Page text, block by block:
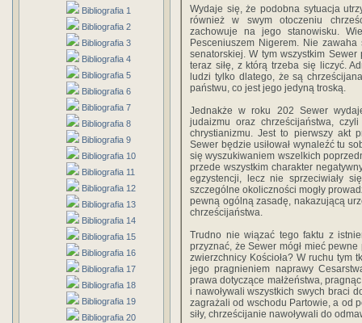
Bibliografia 1
Bibliografia 2
Bibliografia 3
Bibliografia 4
Bibliografia 5
Bibliografia 6
Bibliografia 7
Bibliografia 8
Bibliografia 9
Bibliografia 10
Bibliografia 11
Bibliografia 12
Bibliografia 13
Bibliografia 14
Bibliografia 15
Bibliografia 16
Bibliografia 17
Bibliografia 18
Bibliografia 19
Bibliografia 20
Wydaje się, że podobna sytuacja
również w swym otoczeniu
zachowuje na jego stanowisku.
Pesceniuszem Nigerem. Nie
senatorskiej. W tym wszystkim
teraz siłę, z którą trzeba się liczyć.
ludzi tylko dlatego, że są
państwu, co jest jego jedyną troską.
Jednakże w roku 202 Sewer
judaizmu oraz chrześcijaństwa,
chrystianizmu. Jest to pierwszy akt
Sewer będzie usiłował wynaleźć tu
się wyszukiwaniem wszelkich
przede wszystkim charakter
egzystencji, lecz nie sprzeciwiały
szczególne okoliczności mogły
pewną ogólną zasadę, nakazującą
chrześcijaństwa.
Trudno nie wiązać tego faktu z
przyznać, że Sewer mógł mieć
zwierzchnicy Kościoła? W ruchu tym
jego pragnieniem naprawy
prawa dotyczące małżeństwa,
i nawoływali wszystkich swych braci
zagrażali od wschodu Partowie, a od
siły, chrześcijanie nawoływali do